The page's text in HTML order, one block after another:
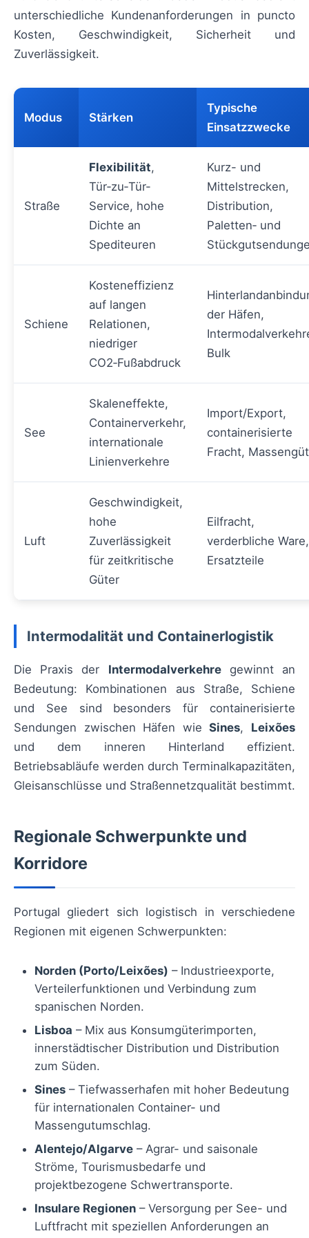
unterschiedliche Kundenanforderungen in puncto
Kosten, Geschwindigkeit, Sicherheit und
Zuverlässigkeit.
Modus Stärken
Typische
Einsatzzwecke
Straße
Flexibilität,
Tür‑zu‑Tür-
Service, hohe
Dichte an
Spediteuren
Kurz- und
Mittelstrecken,
Distribution,
Paletten‑ und
Schiene
Kosteneffizienz
auf langen
Relationen,
niedriger
CO2‑Fußabdruck
der Häfen,
Bulk
See
Skaleneffekte,
Containerverkehr,
internationale
Linienverkehre
Import/Export,
containerisierte
Fracht,
Luft
Geschwindigkeit,
hohe
Zuverlässigkeit
für zeitkritische
Güter
Eilfracht,
verderbliche Ware,
Ersatzteile
Intermodalität und Containerlogistik
Die Praxis der Intermodalverkehregewinnt an
Bedeutung: Kombinationen aus Straße, Schiene
und See sind besonders für containerisierte
Sendungen zwischen Häfen wieSines, Leixões
und dem inneren Hinterland effizient.
Betriebsabläufe werden durch Terminalkapazitäten,
Gleisanschlüsse und Straßennetzqualität bestimmt.
Regionale Schwerpunkte und
Korridore
Portugal gliedert sich logistisch in verschiedene
Regionen mit eigenen Schwerpunkten:
Norden (Porto/Leixões) – Industrieexporte,
Verteilerfunktionen und Verbindung zum
spanischen Norden.
Lisboa – Mix aus Konsumgüterimporten,
innerstädtischer Distribution und Distribution
zum Süden.
Sines – Tiefwasserhafen mit hoher Bedeutung
für internationalen Container- und
Massengutumschlag.
Alentejo/Algarve – Agrar- und saisonale
Ströme, Tourismusbedarfe und
projektbezogene Schwertransporte.
Insulare Regionen – Versorgung per See- und
Luftfracht mit speziellen Anforderungen an